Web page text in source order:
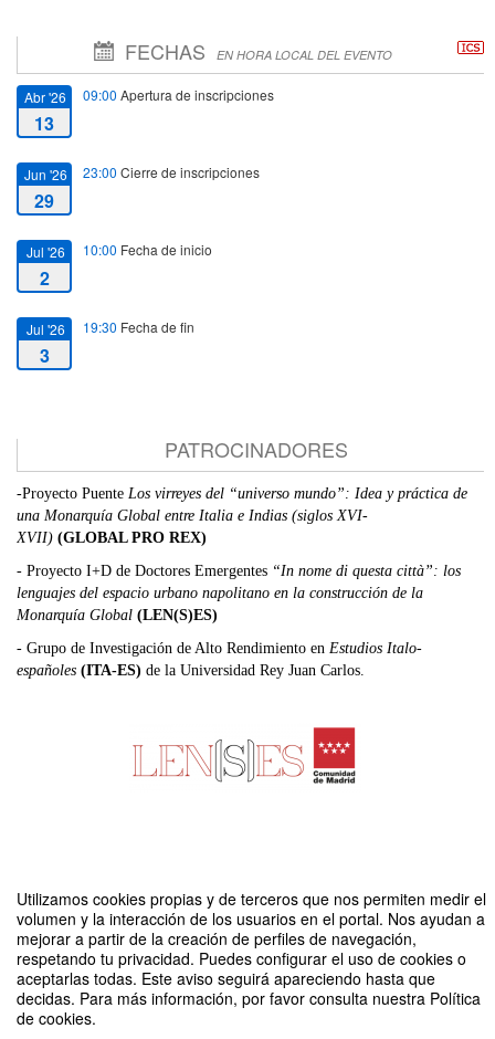
Utilizamos cookies propias y de terceros que nos permiten medir el
volumen y la interacción de los usuarios en el portal. Nos ayudan a
mejorar a partir de la creación de perfiles de navegación,
respetando tu privacidad. Puedes configurar el uso de cookies o
aceptarlas todas. Este aviso seguirá apareciendo hasta que
decidas. Para más información, por favor consulta nuestra Política
de cookies.
FECHAS EN HORA LOCAL DEL EVENTO
Abr '26
13
09:00 Apertura de inscripciones
Jun '26
29
23:00 Cierre de inscripciones
Jul '26
2
10:00 Fecha de inicio
Jul '26
3
19:30 Fecha de fin
PATROCINADORES
-Proyecto Puente Los virreyes del “universo mundo”: Idea y práctica de
una Monarquía Global entre Italia e Indias (siglos XVI-
XVII) (GLOBAL PRO REX)
- Proyecto I+D de Doctores Emergentes “In nome di questa città”: los
lenguajes del espacio urbano napolitano en la construcción de la
Monarquía Global (LEN(S)ES)
- Grupo de Investigación de Alto Rendimiento en Estudios Italo-
españoles (ITA-ES) de la Universidad Rey Juan Carlos.
CV-20 Pensar el mundo y gobernar la tierra en la Monarquia de España bajo
los Austrias
Organizado por Isabel Luisa Enciso Alonso-Muñumer y Carlos José
Hernando Sánchez